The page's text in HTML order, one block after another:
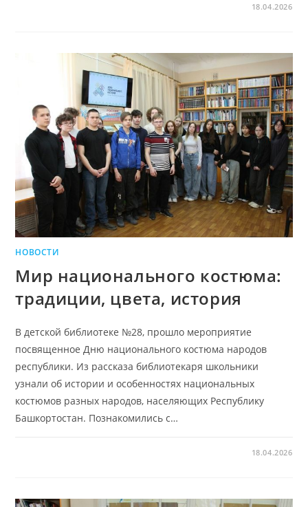
18.04.2026
НОВОСТИ
Мир национального костюма:
традиции, цвета, история
В детской библиотеке №28, прошло мероприятие
посвященное Дню национального костюма народов
республики. Из рассказа библиотекаря школьники
узнали об истории и особенностях национальных
костюмов разных народов, населяющих Республику
Башкортостан. Познакомились с…
18.04.2026